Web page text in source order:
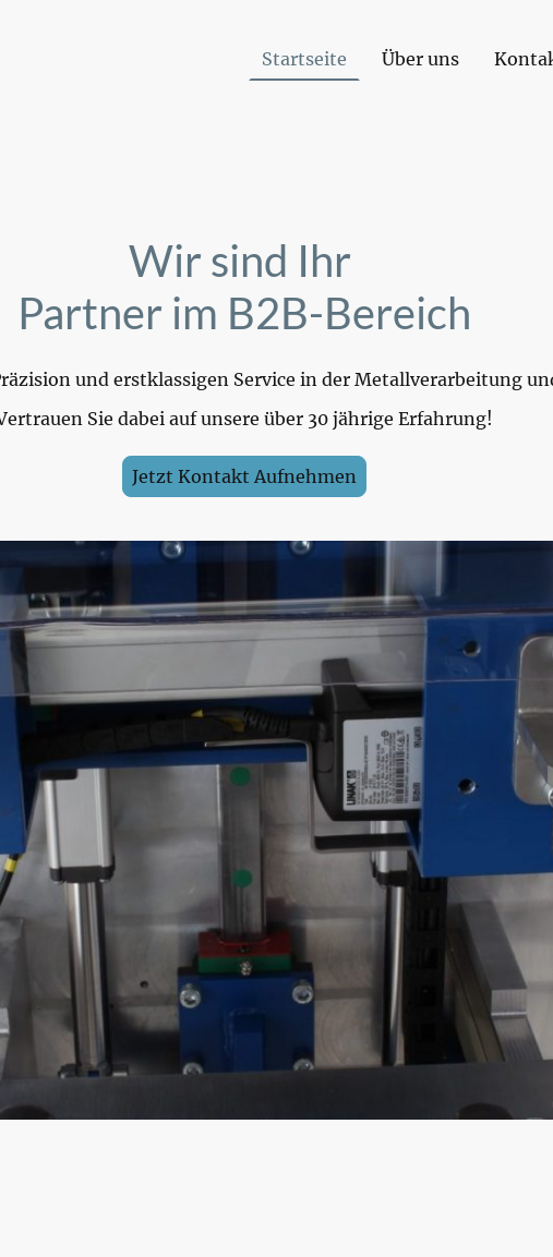
Startseite Über uns
Wir sind Ihr
Partner im B2B-Bereich
und erstklassigen Service in der Metallverarbeitung
Sie dabei auf unsere über 30 jährige Erfahrung!
Jetzt Kontakt Aufnehmen